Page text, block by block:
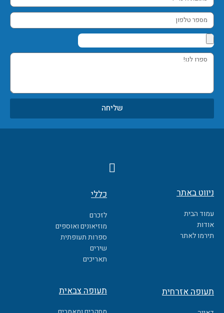
אימייל
מספר
טלפון
ספרו
שליחה
F
a
ניווט באתר
עמוד הבית
אודות
תירמו לאתר
כללי
לזכרם
מוזיאונים ואוספים
ספרות תעופתית
שירים
תאריכים
תעופה אזרחית תעופה צבאית